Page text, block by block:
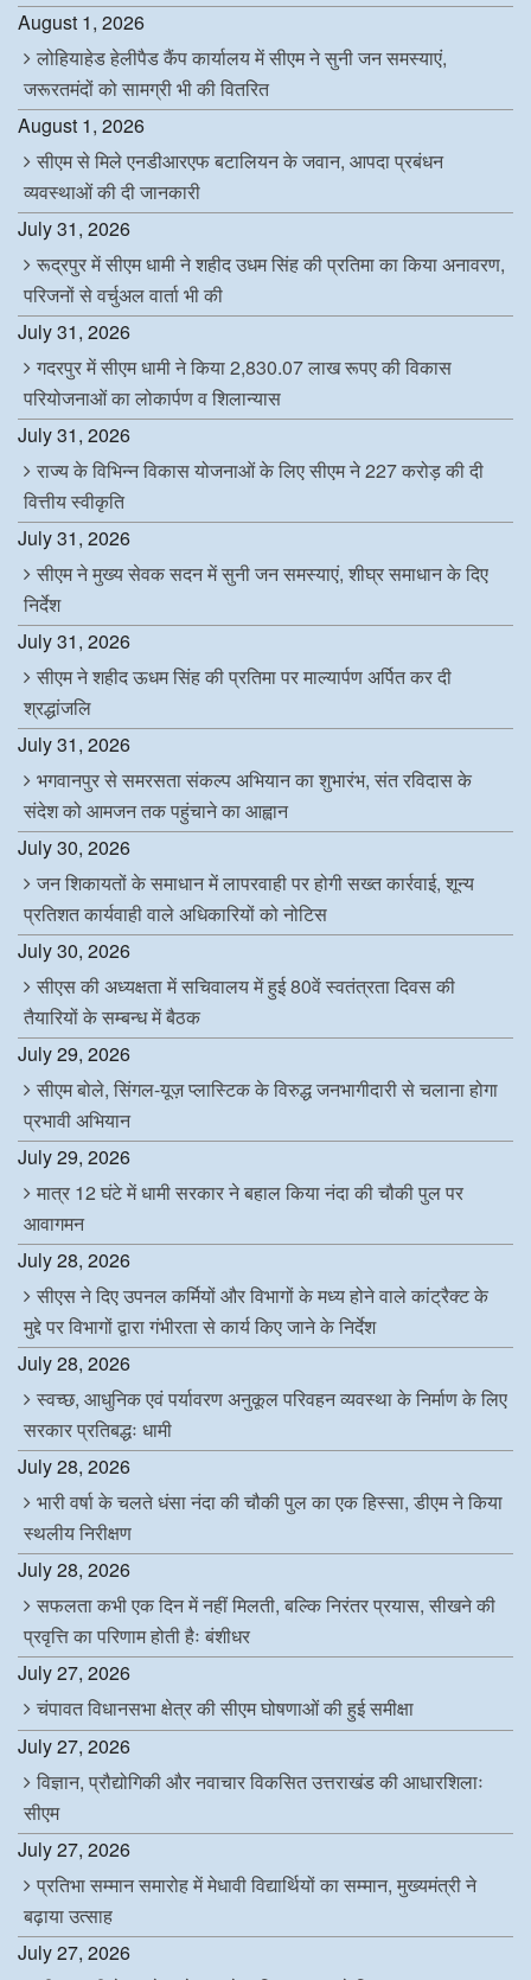
August 1, 2026
लोहियाहेड हेलीपैड कैंप कार्यालय में सीएम ने सुनी जन समस्याएं,
जरूरतमंदों को सामग्री भी की वितरित
August 1, 2026
सीएम से मिले एनडीआरएफ बटालियन के जवान, आपदा प्रबंधन
व्यवस्थाओं की दी जानकारी
July 31, 2026
रूद्रपुर में सीएम धामी ने शहीद उधम सिंह की प्रतिमा का किया अनावरण,
परिजनों से वर्चुअल वार्ता भी की
July 31, 2026
गदरपुर में सीएम धामी ने किया 2,830.07 लाख रूपए की विकास
परियोजनाओं का लोकार्पण व शिलान्यास
July 31, 2026
राज्य के विभिन्न विकास योजनाओं के लिए सीएम ने 227 करोड़ की दी
वित्तीय स्वीकृति
July 31, 2026
सीएम ने मुख्य सेवक सदन में सुनी जन समस्याएं, शीघ्र समाधान के दिए
निर्देश
July 31, 2026
सीएम ने शहीद ऊधम सिंह की प्रतिमा पर माल्यार्पण अर्पित कर दी
श्रद्धांजलि
July 31, 2026
भगवानपुर से समरसता संकल्प अभियान का शुभारंभ, संत रविदास के
संदेश को आमजन तक पहुंचाने का आह्वान
July 30, 2026
जन शिकायतों के समाधान में लापरवाही पर होगी सख्त कार्रवाई, शून्य
प्रतिशत कार्यवाही वाले अधिकारियों को नोटिस
July 30, 2026
सीएस की अध्यक्षता में सचिवालय में हुई 80वें स्वतंत्रता दिवस की
तैयारियों के सम्बन्ध में बैठक
July 29, 2026
सीएम बोले, सिंगल-यूज़ प्लास्टिक के विरुद्ध जनभागीदारी से चलाना होगा
प्रभावी अभियान
July 29, 2026
मात्र 12 घंटे में धामी सरकार ने बहाल किया नंदा की चौकी पुल पर
आवागमन
July 28, 2026
सीएस ने दिए उपनल कर्मियों और विभागों के मध्य होने वाले कांट्रैक्ट के
मुद्दे पर विभागों द्वारा गंभीरता से कार्य किए जाने के निर्देश
July 28, 2026
स्वच्छ, आधुनिक एवं पर्यावरण अनुकूल परिवहन व्यवस्था के निर्माण के लिए
सरकार प्रतिबद्धः धामी
July 28, 2026
भारी वर्षा के चलते धंसा नंदा की चौकी पुल का एक हिस्सा, डीएम ने किया
स्थलीय निरीक्षण
July 28, 2026
सफलता कभी एक दिन में नहीं मिलती, बल्कि निरंतर प्रयास, सीखने की
प्रवृत्ति का परिणाम होती हैः बंशीधर
July 27, 2026
चंपावत विधानसभा क्षेत्र की सीएम घोषणाओं की हुई समीक्षा
July 27, 2026
विज्ञान, प्रौद्योगिकी और नवाचार विकसित उत्तराखंड की आधारशिलाः
सीएम
July 27, 2026
प्रतिभा सम्मान समारोह में मेधावी विद्यार्थियों का सम्मान, मुख्यमंत्री ने
बढ़ाया उत्साह
July 27, 2026